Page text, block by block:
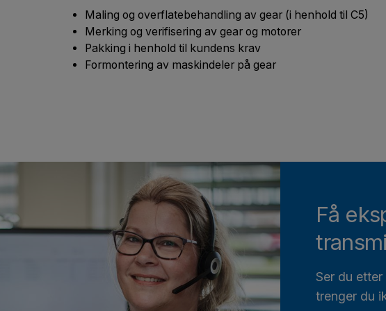
Maling og overflatebehandling av gear (i henhold til C5)
Merking og verifisering av gear og motorer
Pakking i henhold til kundens krav
Formontering av maskindeler på gear
Få
Ser du
trenger du